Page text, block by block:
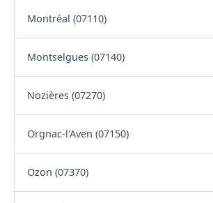
Montréal (07110)
Montselgues (07140)
Nozières (07270)
Orgnac-l'Aven (07150)
Ozon (07370)